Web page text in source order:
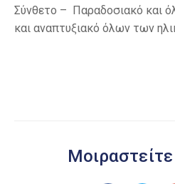
Σύνθετο – Παραδοσιακό και
και αναπτυξιακό όλων των